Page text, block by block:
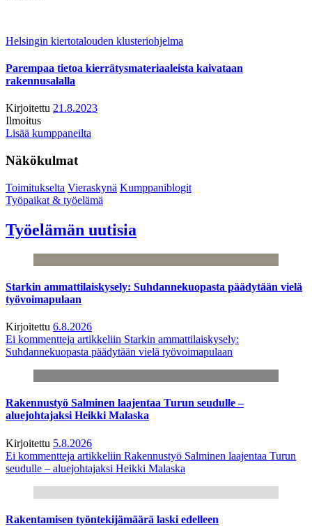
Helsingin kiertotalouden klusteriohjelma
Parempaa tietoa kierrätysmateriaaleista kaivataan
rakennusalalla
Kirjoitettu 21.8.2023
Ilmoitus
Lisää kumppaneilta
Näkökulmat
Toimitukselta Vieraskynä Kumppaniblogit
Työpaikat & työelämä
Työelämän uutisia
Starkin ammattilaiskysely: Suhdannekuopasta päädytään vielä
työvoimapulaan
Kirjoitettu 6.8.2026
Ei kommentteja artikkeliin Starkin ammattilaiskysely:
Suhdannekuopasta päädytään vielä työvoimapulaan
Rakennustyö Salminen laajentaa Turun seudulle –
aluejohtajaksi Heikki Malaska
Kirjoitettu 5.8.2026
Ei kommentteja artikkeliin Rakennustyö Salminen laajentaa Turun
seudulle – aluejohtajaksi Heikki Malaska
Rakentamisen työntekijämäärä laski edelleen